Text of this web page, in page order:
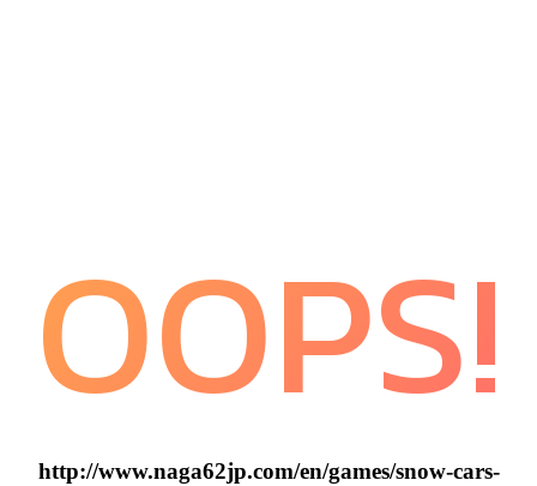
OOPS!
http://www.naga62jp.com/en/games/snow-cars-